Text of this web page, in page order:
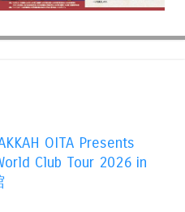
OITA Presents
Club Tour 2026 in